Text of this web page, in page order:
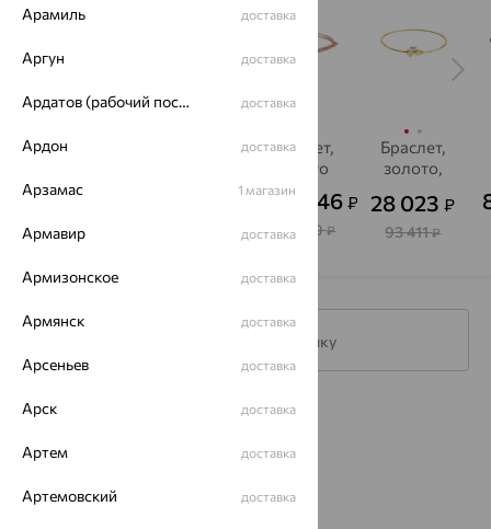
Браслет,
фианит,
56 355
156 542
Браслет,
золото
64 746₽
179 849₽
Браслет,
золото,
SOKOLOV
28 023₽
93 411₽
Подписаться на рассылку
Каталог
Акции
Доставка
Арамиль доставка
Аргун доставка
Ардатов (рабочий поселок) доставка
Ардон доставка
Арзамас 1 магазин
Армавир доставка
Армизонское доставка
Армянск доставка
Арсеньев доставка
Арск доставка
Артем доставка
Артемовский доставка